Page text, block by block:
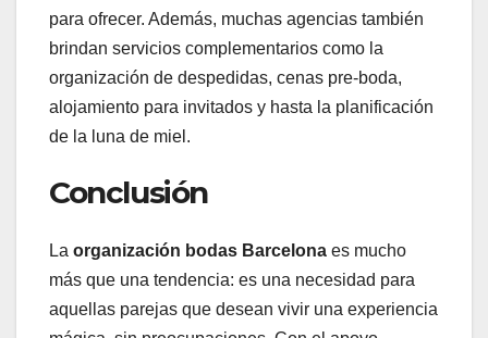
para ofrecer. Además, muchas agencias también
brindan servicios complementarios como la
organización de despedidas, cenas pre-boda,
alojamiento para invitados y hasta la planificación
de la luna de miel.
Conclusión
La organización bodas Barcelona es mucho
más que una tendencia: es una necesidad para
aquellas parejas que desean vivir una experiencia